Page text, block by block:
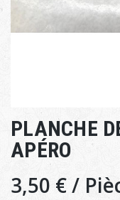
PLANCHE
APÉRO
3,50 €/